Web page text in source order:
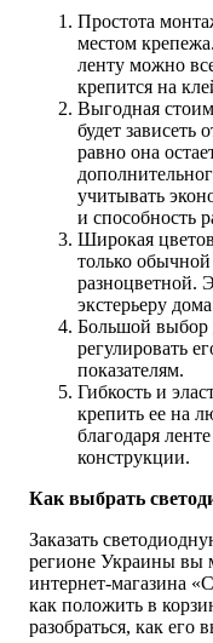
Простота
местом
ленту можно
крепится на
Выгодная
будет зависеть
равно она
учитывать
и способность
Широкая
только
разноцветной.
экстерьеру
Большой выбор
регулировать
показателям.
Гибкость и
крепить ее на
благодаря
конструкции.
Как выбрать
Заказать
регионе Украины вы
интернет-магазина
как положить в
разобраться, как